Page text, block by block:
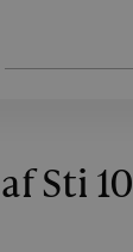
Sti